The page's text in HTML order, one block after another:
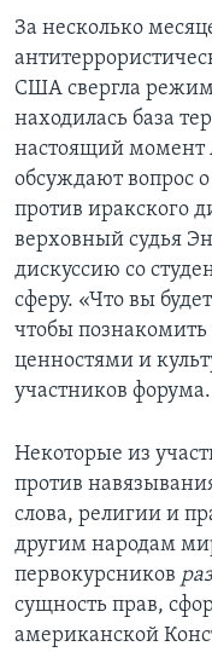
За несколько
США свергла режим
находилась база
настоящий
обсуждают вопрос
против иракского
верховный судья
дискуссию со
сферу. «Что вы
чтобы
ценностями и
участников форума.
Некоторые из
против
слова, религии и
другим народам
первокурсников
сущность прав,
американской